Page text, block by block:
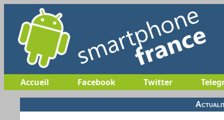
Accueil Facebook Twitter